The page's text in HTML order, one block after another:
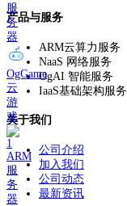
服
务
器
OgGame
云
游
戏
ARM
服
务
器
产品与服务
ARM云算力服务
NaaS 网络服务
OgAI 智能服务
IaaS基础架构服务
关于我们
公司介绍
加入我们
公司动态
最新资讯